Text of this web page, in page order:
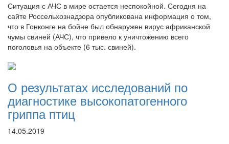
Ситуация с АЧС в мире остается неспокойной. Сегодня на
сайте Россельхознадзора опубликована информация о том,
что в Гонконге на бойне был обнаружен вирус африканской
чумы свиней (АЧС), что привело к уничтожению всего
поголовья на объекте (6 тыс. свиней).
О результатах исследований по
диагностике высокопатогенного
гриппа птиц
14.05.2019